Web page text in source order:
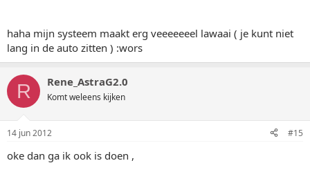
haha mijn systeem maakt erg veeeeeeel lawaai ( je kunt niet
lang in de auto zitten ) :wors
R Rene_AstraG2.0
Komt weleens kijken
14 jun 2012 #15
oke dan ga ik ook is doen ,